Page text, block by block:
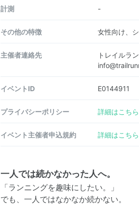
計測 -
その他の特徴 女性向け、
主催者連絡先
トレイルラ
イベントID E0144911
プライバシーポリシー 詳細はこちら
イベント主催者申込規約 詳細はこちら
一人では続かなかった人へ。
「ランニングを趣味にしたい。」
でも、一人ではなかなか続かない。